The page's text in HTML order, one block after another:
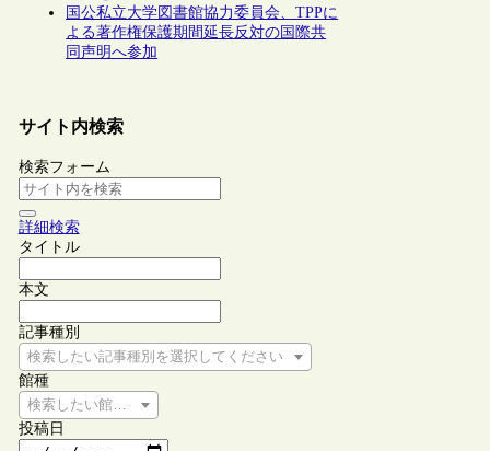
国公私立大学図書館協力委員会、TPPに
よる著作権保護期間延長反対の国際共
同声明へ参加
サイト内検索
検索フォーム
詳細検索
タイトル
本文
記事種別
検索したい記事種別を選択してください
館種
検索したい館種を選択してください
投稿日